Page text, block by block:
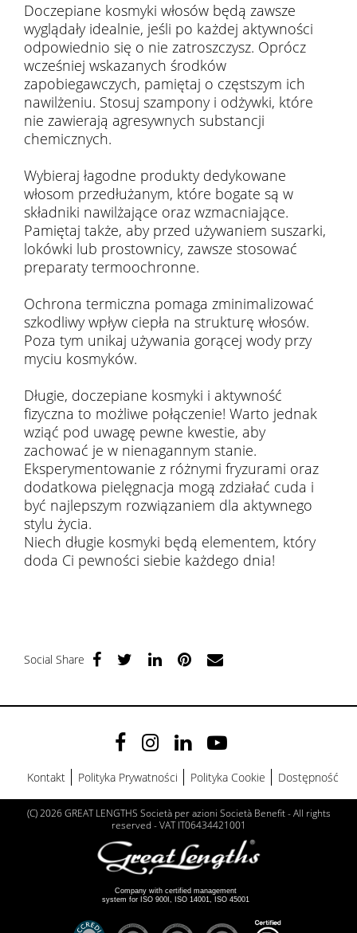
Doczepiane kosmyki włosów będą zawsze
wyglądały idealnie, jeśli po każdej aktywności
odpowiednio się o nie zatroszczysz. Oprócz
wcześniej wskazanych środków
zapobiegawczych, pamiętaj o częstszym ich
nawilżeniu. Stosuj szampony i odżywki, które
nie zawierają agresywnych substancji
chemicznych.
Wybieraj łagodne produkty dedykowane
włosom przedłużanym, które bogate są w
składniki nawilżające oraz wzmacniające.
Pamiętaj także, aby przed używaniem suszarki,
lokówki lub prostownicy, zawsze stosować
preparaty termoochronne.
Ochrona termiczna pomaga zminimalizować
szkodliwy wpływ ciepła na strukturę włosów.
Poza tym unikaj używania gorącej wody przy
myciu kosmyków.
Długie, doczepiane kosmyki i aktywność
fizyczna to możliwe połączenie! Warto jednak
wziąć pod uwagę pewne kwestie, aby
zachować je w nienagannym stanie.
Eksperymentowanie z różnymi fryzurami oraz
dodatkowa pielęgnacja mogą zdziałać cuda i
być najlepszym rozwiązaniem dla aktywnego
stylu życia.
Niech długie kosmyki będą elementem, który
doda Ci pewności siebie każdego dnia!
Social Share
Kontakt Polityka Prywatności Polityka Cookie Dostępność
(C) 2026 GREAT LENGTHS Società per azioni Società Benefit - All rights
reserved - VAT IT06434421001
Company with certified management
system for ISO 900I, ISO 14001, ISO 45001